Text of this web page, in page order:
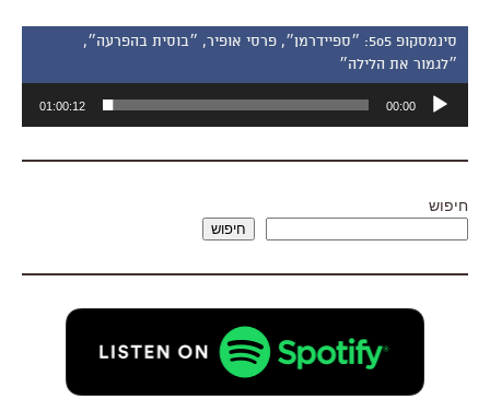
סינמסקופ 505: ״ספיידרמן״, פרסי אופיר, ״בוסית בהפרעה״,
״לגמור את הלילה״
אודיו
00:00
01:00:12
חיפוש
חיפוש